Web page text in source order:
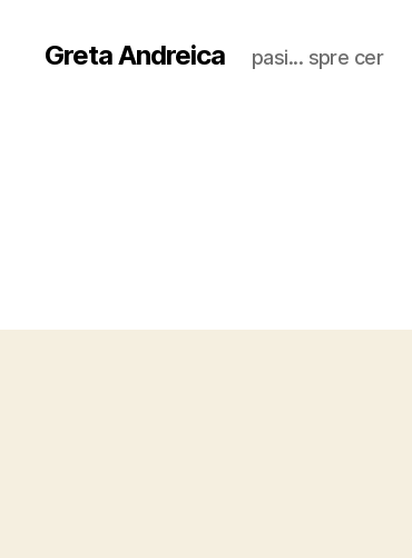
Greta Andreica pasi... spre cer